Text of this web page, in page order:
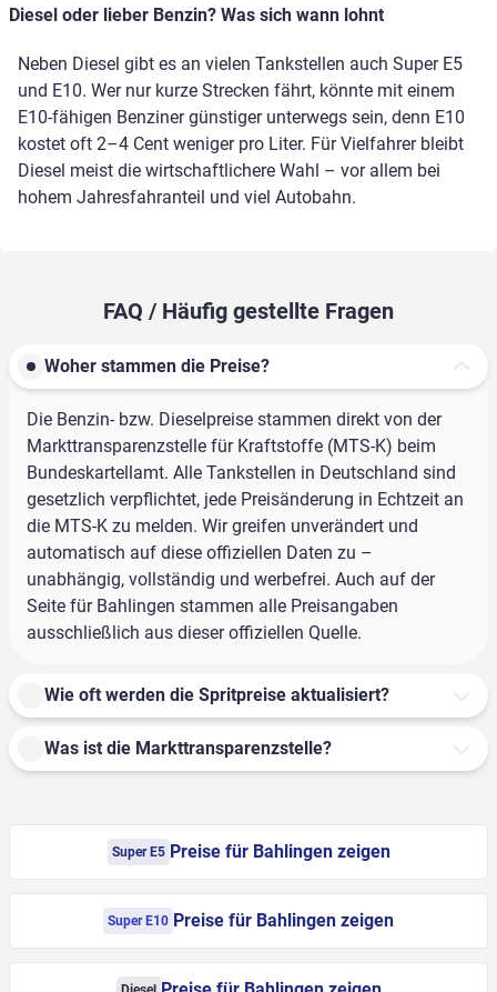
Diesel oder lieber Benzin? Was sich wann lohnt
Neben Diesel gibt es an vielen Tankstellen auch Super E5
und E10. Wer nur kurze Strecken fährt, könnte mit einem
E10-fähigen Benziner günstiger unterwegs sein, denn E10
kostet oft 2–4 Cent weniger pro Liter. Für Vielfahrer bleibt
Diesel meist die wirtschaftlichere Wahl – vor allem bei
hohem Jahresfahranteil und viel Autobahn.
FAQ / Häufig gestellte Fragen
Woher stammen die Preise?
Die Benzin- bzw. Dieselpreise stammen direkt von der
Markttransparenzstelle für Kraftstoffe (MTS-K) beim
Bundeskartellamt. Alle Tankstellen in Deutschland sind
gesetzlich verpflichtet, jede Preisänderung in Echtzeit an
die MTS-K zu melden. Wir greifen unverändert und
automatisch auf diese offiziellen Daten zu –
unabhängig, vollständig und werbefrei. Auch auf der
Seite für Bahlingen stammen alle Preisangaben
ausschließlich aus dieser offiziellen Quelle.
Wie oft werden die Spritpreise aktualisiert?
Was ist die Markttransparenzstelle?
Super E5 Preise für Bahlingen zeigen
Super E10 Preise für Bahlingen zeigen